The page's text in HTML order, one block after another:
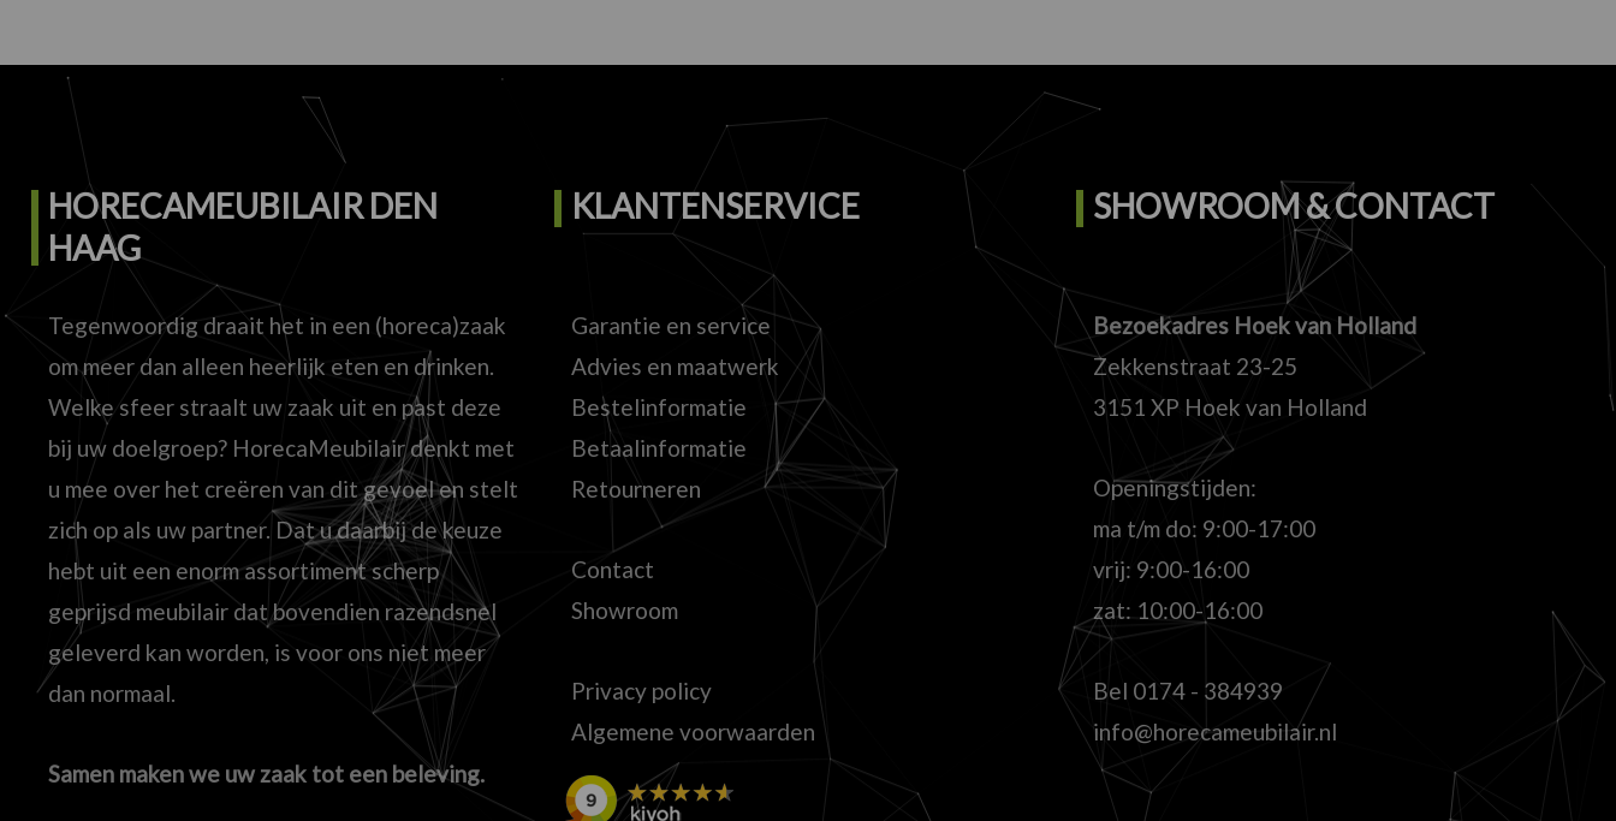
HORECAMEUBILAIR DEN
HAAG
Tegenwoordig draait het in een (horeca)zaak
om meer dan alleen heerlijk eten en drinken.
Welke sfeer straalt uw zaak uit en past deze
bij uw doelgroep? HorecaMeubilair denkt met
u mee over het creëren van dit gevoel en stelt
zich op als uw partner. Dat u daarbij de keuze
hebt uit een enorm assortiment scherp
geprijsd meubilair dat bovendien razendsnel
geleverd kan worden, is voor ons niet meer
dan normaal.
Samen maken we uw zaak tot een beleving.
KLANTENSERVICE
Garantie en service
Advies en maatwerk
Bestelinformatie
Betaalinformatie
Retourneren
Contact
Showroom
Privacy policy
Algemene voorwaarden
SHOWROOM & CONTACT
Bezoekadres Hoek van Holland
Zekkenstraat 23-25
3151 XP Hoek van Holland
Openingstijden:
ma t/m do: 9:00-17:00
vrij: 9:00-16:00
zat: 10:00-16:00
Bel 0174 - 384939
info@horecameubilair.nl